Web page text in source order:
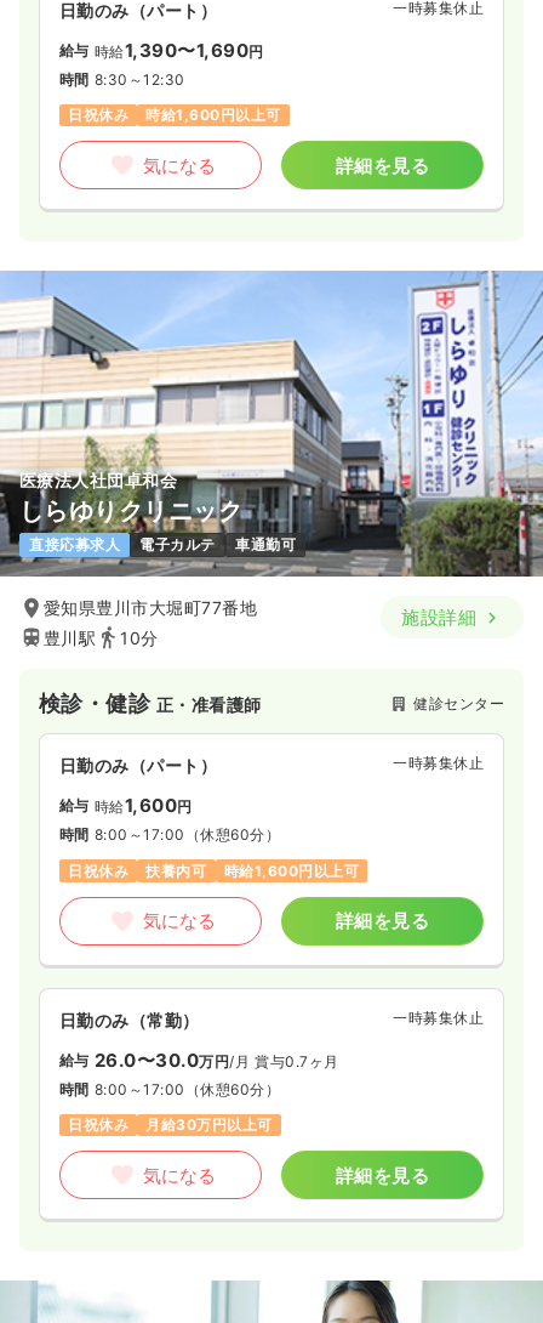
日勤のみ（パート） 一時募集休止
給与 時給1,390〜1,690円
時間 8:30～12:30
日祝休み
時給1,600円以上可
気になる 詳細を見る
医療法人社団卓和会
しらゆりクリニック
直接応募求人 電子カルテ 車通勤可
愛知県豊川市大堀町77番地
豊川駅
10分
施設詳細
検診・健診 正・准看護師 健診センター
日勤のみ（パート） 一時募集休止
給与 時給1,600円
時間 8:00～17:00 （休憩60分）
日祝休み
扶養内可 時給1,600円以上可
気になる 詳細を見る
日勤のみ（常勤） 一時募集休止
給与 26.0〜30.0万円/月 賞与0.7ヶ月
時間 8:00～17:00 （休憩60分）
日祝休み
月給30万円以上可
気になる 詳細を見る